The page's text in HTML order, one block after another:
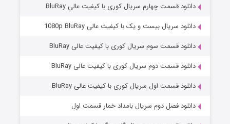
مردگان متحرک: شهر مرده ۳
قسمت۲ (زیرنویس) منتشر شد
دانلود قسمت چهارم سریال کوری با کیفیت عالی BluRay
دانلود سریال بیست و یک با کیفیت عالی 1080p BluRay
دانلود قسمت سوم سریال کوری با کیفیت عالی BluRay
دانلود قسمت دوم سریال کوری با کیفیت عالی BluRay
دانلود قسمت اول سریال کوری با کیفیت عالی BluRay
دانلود فصل دوم سریال بامداد خمار قسمت اول